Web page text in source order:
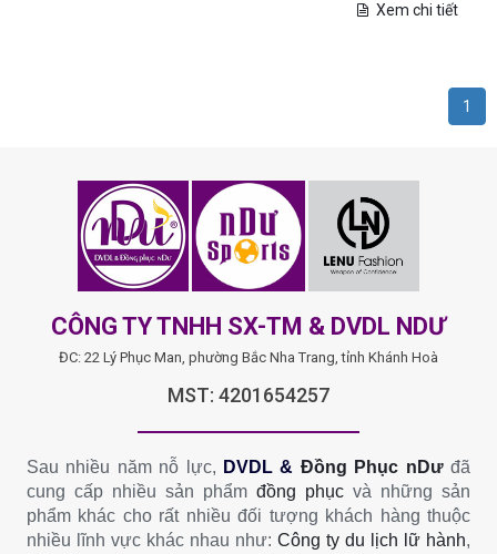
Xem chi tiết
1
CÔNG TY TNHH SX-TM & DVDL NDƯ
ĐC: 22 Lý Phục Man, phường Bắc Nha Trang, tỉnh Khánh Hoà
MST: 4201654257
Sau nhiều năm nỗ lực, DVDL & Đồng Phục nDưđã
cung cấp nhiều sản phẩm đồng phục và những sản
phẩm khác cho rất nhiều đối tượng khách hàng thuộc
nhiều lĩnh vực khác nhau như: Công ty du lịch lữ hành,